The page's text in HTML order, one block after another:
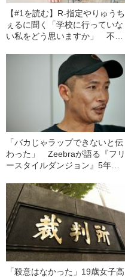
【#1を読む】R-指定やりゅうち
ぇるに聞く「学校に行っていな
い私をどう思いますか」 不登
「バカじゃラップできないと伝
わった」 Zeebraが語る『フリ
ースタイルダンジョン』5年
「殺意はなかった」19歳女子高